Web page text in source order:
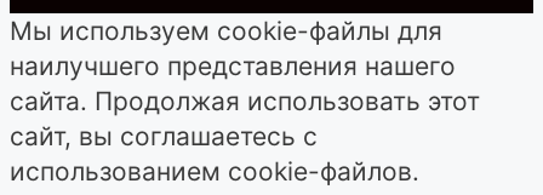
Мы используем cookie-файлы для
наилучшего представления нашего
сайта. Продолжая использовать этот
сайт, вы соглашаетесь с
использованием cookie-файлов.